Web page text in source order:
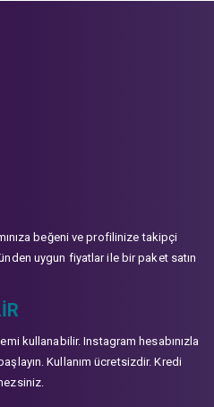
beğeni ve profilinize takipçi
uygun fiyatlar ile bir paket satın
kullanabilir. Instagram hesabınızla
Kullanım ücretsizdir. Kredi